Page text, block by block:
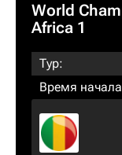
World
Africa 1
Тур:
Время